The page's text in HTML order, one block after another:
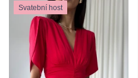
Svatební host